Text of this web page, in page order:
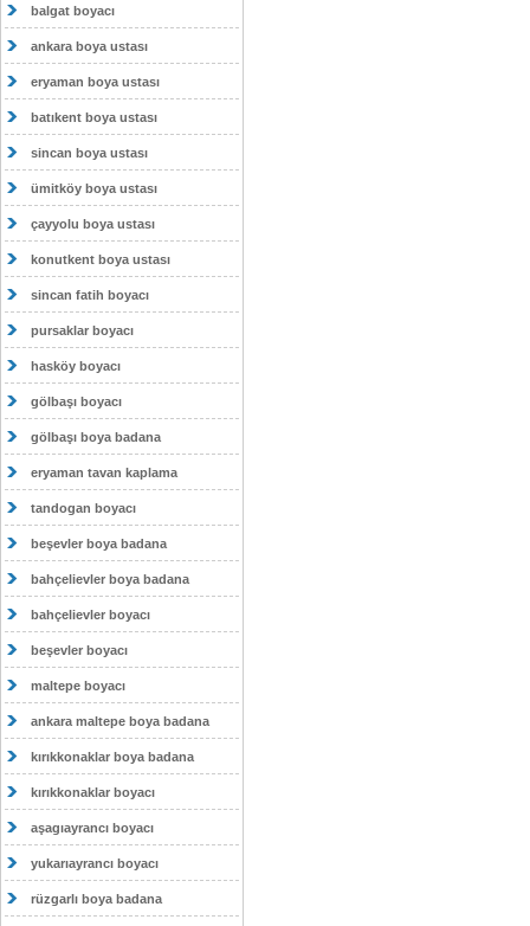
balgat boyacı
ankara boya ustası
eryaman boya ustası
batıkent boya ustası
sincan boya ustası
ümitköy boya ustası
çayyolu boya ustası
konutkent boya ustası
sincan fatih boyacı
pursaklar boyacı
hasköy boyacı
gölbaşı boyacı
gölbaşı boya badana
eryaman tavan kaplama
tandogan boyacı
beşevler boya badana
bahçelievler boya badana
bahçelievler boyacı
beşevler boyacı
maltepe boyacı
ankara maltepe boya badana
kırıkkonaklar boya badana
kırıkkonaklar boyacı
aşagıayrancı boyacı
yukarıayrancı boyacı
rüzgarlı boya badana